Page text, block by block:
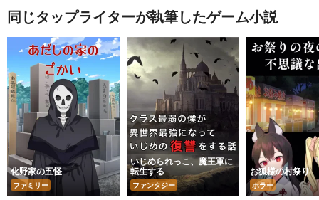
同じタップライターが執筆したゲーム小説
化野家の五怪
ファミリー
いじめられっこ、魔王軍に
転生する
ファンタジー
お狐様の村祭り
ホラー